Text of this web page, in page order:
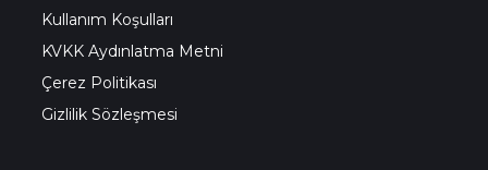
Kullanım Koşulları
KVKK Aydınlatma Metni
Çerez Politikası
Gizlilik Sözleşmesi